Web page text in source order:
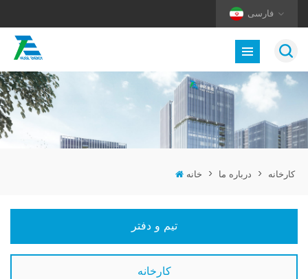
فارسی
خانه > درباره ما > کارخانه
تیم و دفتر
کارخانه